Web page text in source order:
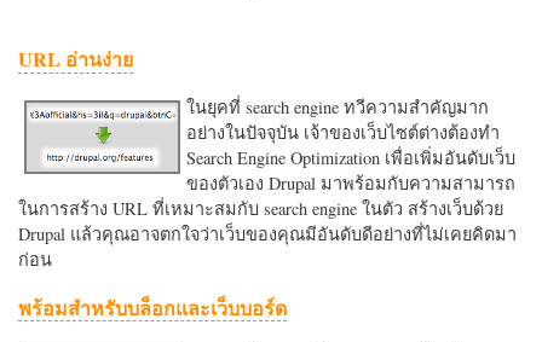
URL อ่านง่าย
ในยุคที่ search engine ทวีความสำคัญมาก
อย่างในปัจจุบัน เจ้าของเว็บไซต์ต่างต้องทำ
Search Engine Optimization เพื่อเพิ่มอันดับเว็บ
ของตัวเอง Drupal มาพร้อมกับความสามารถ
ในการสร้าง URL ที่เหมาะสมกับ search engine ในตัว สร้างเว็บด้วย
Drupal แล้วคุณอาจตกใจว่าเว็บของคุณมีอันดับดีอย่างที่ไม่เคยคิดมา
ก่อน
พร้อมสำหรับบล็อกและเว็บบอร์ด